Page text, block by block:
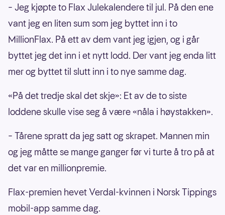
– Jeg kjøpte to Flax Julekalendere til jul. På den ene
vant jeg en liten sum som jeg byttet inn i to
MillionFlax. På ett av dem vant jeg igjen, og i går
byttet jeg det inn i et nytt lodd. Der vant jeg enda litt
mer og byttet til slutt inn i to nye samme dag.
«På det tredje skal det skje»: Et av de to siste
loddene skulle vise seg å være «nåla i høystakken».
– Tårene spratt da jeg satt og skrapet. Mannen min
og jeg måtte se mange ganger før vi turte å tro på at
det var en millionpremie.
Flax-premien hevet Verdal-kvinnen i Norsk Tippings
mobil-app samme dag.